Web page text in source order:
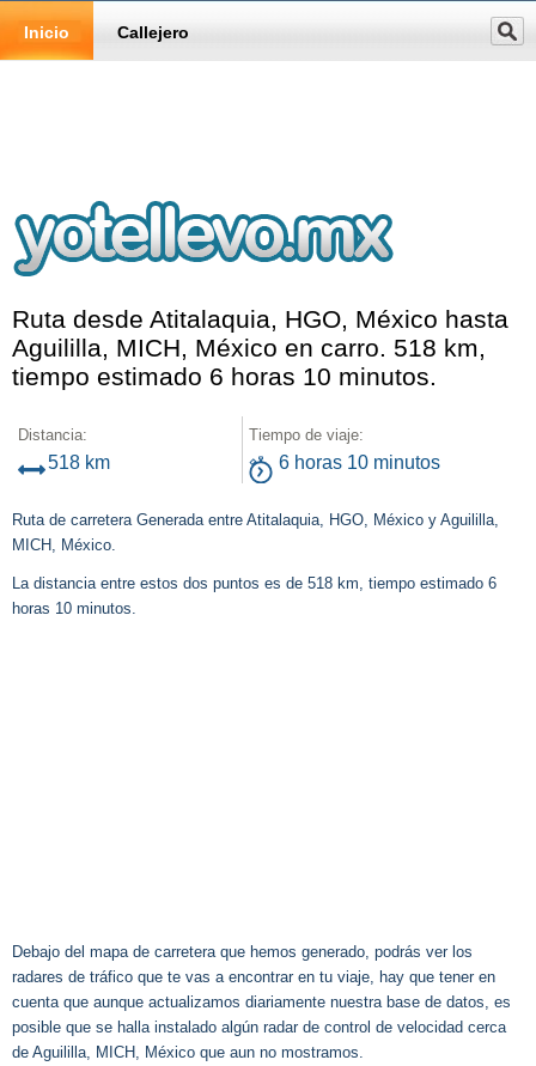
Inicio Callejero
Ruta desde Atitalaquia, HGO, México hasta
Aguililla, MICH, México en carro. 518 km,
tiempo estimado 6 horas 10 minutos.
Distancia:
518 km
Tiempo de viaje:
6 horas 10 minutos
Ruta de carretera Generada entre Atitalaquia, HGO, México y Aguililla,
MICH, México.
La distancia entre estos dos puntos es de 518 km, tiempo estimado 6
horas 10 minutos.
Debajo del mapa de carretera que hemos generado, podrás ver los
radares de tráfico que te vas a encontrar en tu viaje, hay que tener en
cuenta que aunque actualizamos diariamente nuestra base de datos, es
posible que se halla instalado algún radar de control de velocidad cerca
de Aguililla, MICH, México que aun no mostramos.